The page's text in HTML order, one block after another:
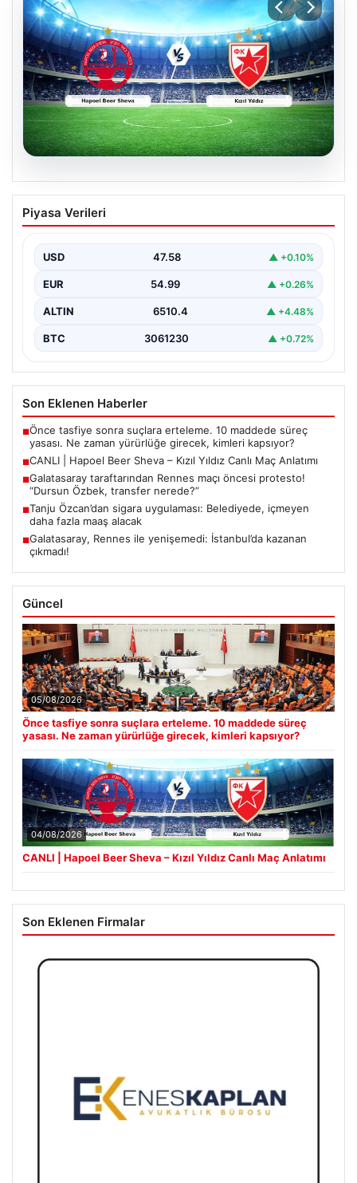
04.08.2026
CANLI | Hapoel Beer Sheva – Kızıl Yıldız
Canlı Maç Anlatımı
Piyasa Verileri
USD 47.58 ▲ +0.10%
EUR 54.99 ▲ +0.26%
ALTIN 6510.4 ▲ +4.48%
BTC 3061230 ▲ +0.72%
Son Eklenen Haberler
■Önce tasfiye sonra suçlara erteleme. 10 maddede süreç
yasası. Ne zaman yürürlüğe girecek, kimleri kapsıyor?
■CANLI | Hapoel Beer Sheva – Kızıl Yıldız Canlı Maç Anlatımı
■Galatasaray taraftarından Rennes maçı öncesi protesto!
“Dursun Özbek, transfer nerede?”
■Tanju Özcan’dan sigara uygulaması: Belediyede, içmeyen
daha fazla maaş alacak
■Galatasaray, Rennes ile yenişemedi: İstanbul’da kazanan
çıkmadı!
Güncel
05/08/2026
Önce tasfiye sonra suçlara erteleme. 10 maddede süreç
yasası. Ne zaman yürürlüğe girecek, kimleri kapsıyor?
04/08/2026
CANLI | Hapoel Beer Sheva – Kızıl Yıldız Canlı Maç Anlatımı
Son Eklenen Firmalar